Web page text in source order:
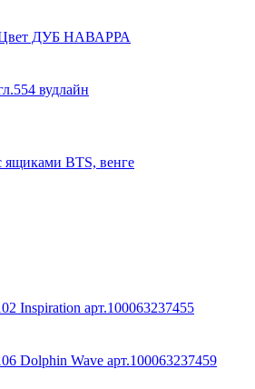
Цвет ДУБ НАВАРРА
вудлайн
BTS, венге
Inspiration арт.100063237455
Dolphin Wave арт.100063237459